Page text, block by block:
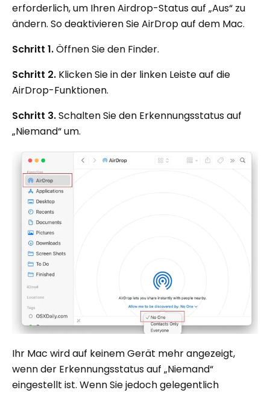
erforderlich, um Ihren Airdrop-Status auf „Aus“ zu
ändern. So deaktivieren Sie AirDrop auf dem Mac.
Schritt 1.Öffnen Sie den Finder.
Schritt 2. Klicken Sie in der linken Leiste auf die
AirDrop-Funktionen.
Schritt 3.Schalten Sie den Erkennungsstatus auf
„Niemand“ um.
Ihr Mac wird auf keinem Gerät mehr angezeigt,
wenn der Erkennungsstatus auf „Niemand“
eingestellt ist. Wenn Sie jedoch gelegentlich